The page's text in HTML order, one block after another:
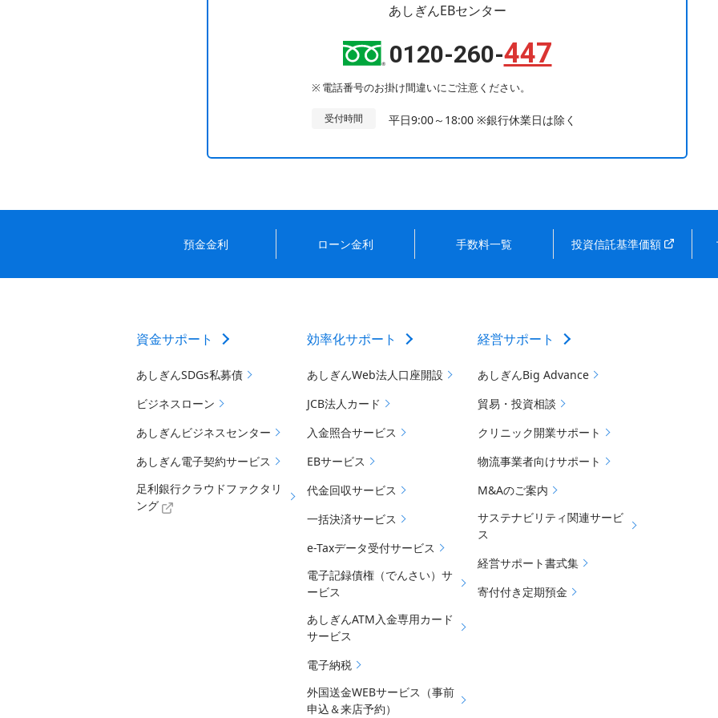
あしぎんEBセンター
0120-260-447
電話番号のお掛け間違いにご注意ください。
受付時間 平日9:00～18:00 ※銀行休業日は除く
預金金利 ローン金利 手数料一覧 投資信託基準価額
資金サポート
あしぎんSDGs私募債
ビジネスローン
あしぎんビジネスセンター
あしぎん電子契約サービス
足利銀行クラウドファクタリ
ング
効率化サポート
あしぎんWeb法人口座開設
JCB法人カード
入金照合サービス
EBサービス
代金回収サービス
一括決済サービス
e-Taxデータ受付サービス
電子記録債権（でんさい）サ
ービス
あしぎんATM入金専用カード
サービス
電子納税
外国送金WEBサービス（事前
申込＆来店予約）
経営サポート
あしぎんBig Advance
貿易・投資相談
クリニック開業サポート
物流事業者向けサポート
M&Aのご案内
サステナビリティ関連サービ
ス
経営サポート書式集
寄付付き定期預金